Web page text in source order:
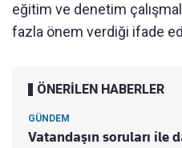
eğitim ve denetim
fazla önem verdiği ifade
ÖNERİLEN HABERLER
GÜNDEM
Vatandaşın soruları ile